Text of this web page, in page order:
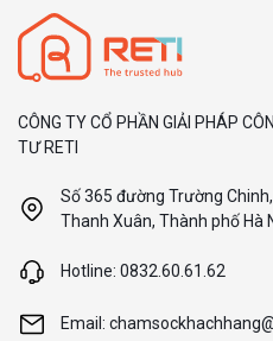
CÔNG TY CỔ PHẦN GIẢI PHÁP
TƯ RETI
Số 365 đường Trường
Thanh Xuân, Thành phố Hà
Hotline: 0832.60.61.62
Email: